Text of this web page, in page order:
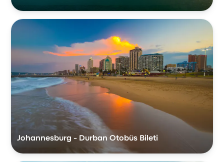
Johannesburg - Durban Otobüs Bileti